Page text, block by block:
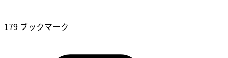
179 ブックマーク